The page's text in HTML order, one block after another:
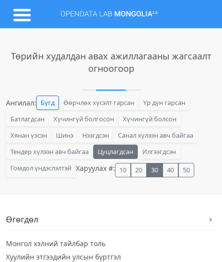
Төрийн худалдан авах ажиллагааны жагсаалт
огноогоор
Ангилал: Бүгд Өөрчлөх хүсэлт гарсан
Үр дүн гарсан
Батлагдсан
Хүчингүй болгосон
Хүчингүй болсон
Хянан үзсэн
Шинэ Нээгдсэн
Санал хүлээн авч байгаа
Тендер хүлээн авч байгаа
Цуцлагдсан
Илгээгдсэн
Гомдол үндэслэлтэй Харуулах #: 10 20 30 40 50
Өгөгдөл
Монгол хэлний тайлбар толь
Хуулийн этгээдийн улсын бүртгэл